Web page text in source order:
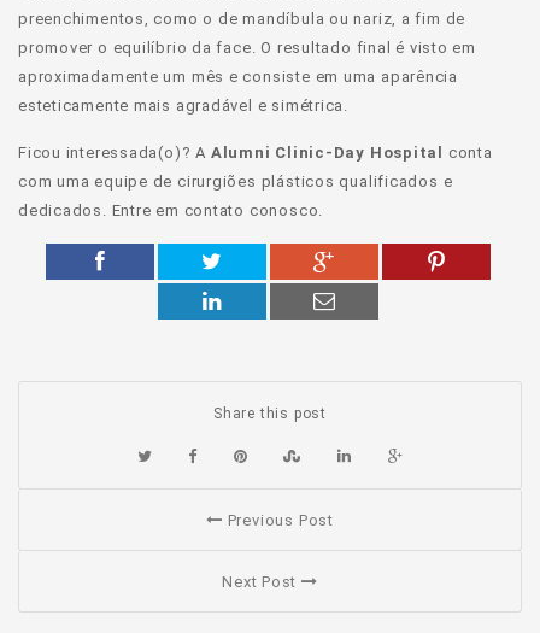
preenchimentos, como o de mandíbula ou nariz, a fim de
promover o equilíbrio da face. O resultado final é visto em
aproximadamente um mês e consiste em uma aparência
esteticamente mais agradável e simétrica.
Ficou interessada(o)? A Alumni Clinic-Day Hospital
conta
com uma equipe de cirurgiões plásticos qualificados e
dedicados. Entre em contato conosco.
Share this post
Previous Post
Next Post